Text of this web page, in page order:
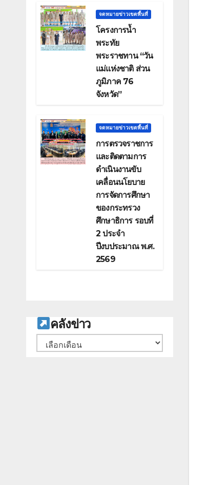
จดหมายข่าวเขตพื้นที่
โครงการน้ำ
พระทัย
พระราชทาน “วัน
แม่แห่งชาติ ส่วน
ภูมิภาค 76
จังหวัด”
จดหมายข่าวเขตพื้นที่
การตรวจราชการ
และติดตามการ
ดำเนินงานขับ
เคลื่อนนโยบาย
การจัดการศึกษา
ของกระทรวง
ศึกษาธิการ รอบที่
2 ประจำ
ปีงบประมาณ พ.ศ.
2569
คลังข่าว
คลัง